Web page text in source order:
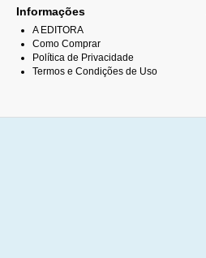
Informações
A EDITORA
Como Comprar
Política de Privacidade
Termos e Condições de Uso